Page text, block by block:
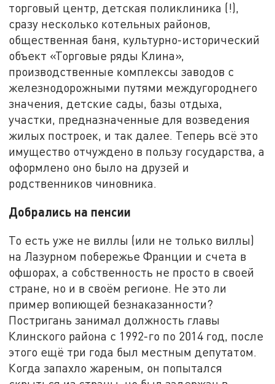
торговый центр, детская поликлиника (!),
сразу несколько котельных районов,
общественная баня, культурно-исторический
объект «Торговые ряды Клина»,
производственные комплексы заводов с
железнодорожными путями междугороднего
значения, детские сады, базы отдыха,
участки, предназначенные для возведения
жилых построек, и так далее. Теперь всё это
имущество отчуждено в пользу государства, а
оформлено оно было на друзей и
родственников чиновника.
Добрались на пенсии
То есть уже не виллы (или не только виллы)
на Лазурном побережье Франции и счета в
офшорах, а собственность не просто в своей
стране, но и в своём регионе. Не это ли
пример вопиющей безнаказанности?
Постригань занимал должность главы
Клинского района с 1992-го по 2014 год, после
этого ещё три года был местным депутатом.
Когда запахло жареным, он попытался